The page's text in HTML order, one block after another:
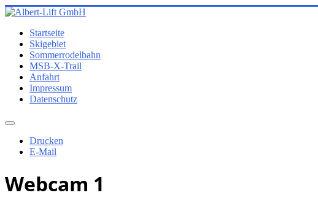
Startseite
Skigebiet
Sommerrodelbahn
MSB-X-Trail
Anfahrt
Impressum
Datenschutz
Drucken
E-Mail
Webcam 1